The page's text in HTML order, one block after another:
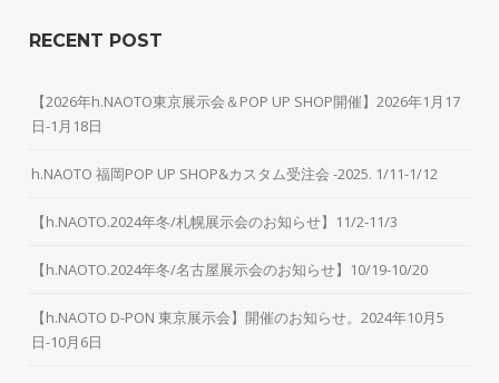
RECENT POST
【2026年h.NAOTO東京展示会＆POP UP SHOP開催】2026年1月17
日-1月18日
h.NAOTO 福岡POP UP SHOP&カスタム受注会 -2025. 1/11-1/12
【h.NAOTO.2024年冬/札幌展示会のお知らせ】11/2-11/3
【h.NAOTO.2024年冬/名古屋展示会のお知らせ】10/19-10/20
【h.NAOTO D-PON 東京展示会】開催のお知らせ。2024年10月5
日-10月6日